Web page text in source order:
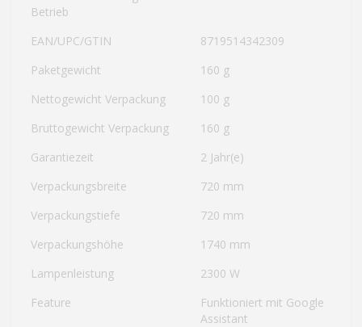
Betrieb
EAN/UPC/GTIN
8719514342309
Paketgewicht
160 g
Nettogewicht Verpackung
100 g
Bruttogewicht Verpackung
160 g
Garantiezeit
2 Jahr(e)
Verpackungsbreite
720 mm
Verpackungstiefe
720 mm
Verpackungshöhe
1740 mm
Lampenleistung
2300 W
Feature
Funktioniert mit Google
Assistant